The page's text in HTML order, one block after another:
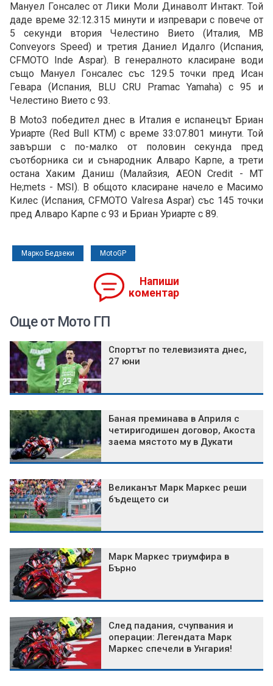
Мануел Гонсалес от Лики Моли Динаволт Интакт. Той
даде време 32:12.315 минути и изпревари с повече от
5 секунди втория Челестино Вието (Италия, MB
Conveyors Speed) и третия Даниел Идалго (Испания,
CFMOTO Inde Aspar). В генералното класиране води
също Мануел Гонсалес със 129.5 точки пред Исан
Гевара (Испания, BLU CRU Pramac Yamaha) с 95 и
Челестино Вието с 93.
В Moto3 победител днес в Италия е испанецът Бриан
Уриарте (Red Bull KTM) с време 33:07.801 минути. Той
завърши с по-малко от половин секунда пред
съотборника си и сънародник Алваро Карпе, а трети
остана Хаким Даниш (Малайзия, AEON Credit - MT
He;mets - MSI). В общото класиране начело е Масимо
Килес (Испания, CFMOTO Valresa Aspar) със 145 точки
пред Алваро Карпе с 93 и Бриан Уриарте с 89.
Марко Бедзеки MotoGP
Напиши
коментар
Още от Мото ГП
Спортът по телевизията днес,
27 юни
Баная преминава в Априля с
четиригодишен договор, Акоста
заема мястото му в Дукати
Великанът Марк Маркес реши
бъдещето си
Марк Маркес триумфира в
Бърно
След падания, счупвания и
операции: Легендата Марк
Маркес спечели в Унгария!